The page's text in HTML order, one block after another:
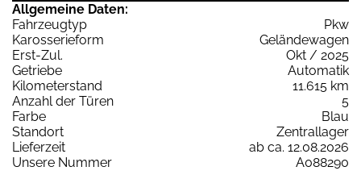
Allgemeine Daten:
Fahrzeugtyp
Pkw
Karosserieform
Geländewagen
Erst-Zul.
Okt / 2025
Getriebe
Automatik
Kilometerstand
11.615 km
Anzahl der Türen
5
Farbe
Blau
Standort
Zentrallager
Lieferzeit
ab ca. 12.08.2026
Unsere Nummer
A088290